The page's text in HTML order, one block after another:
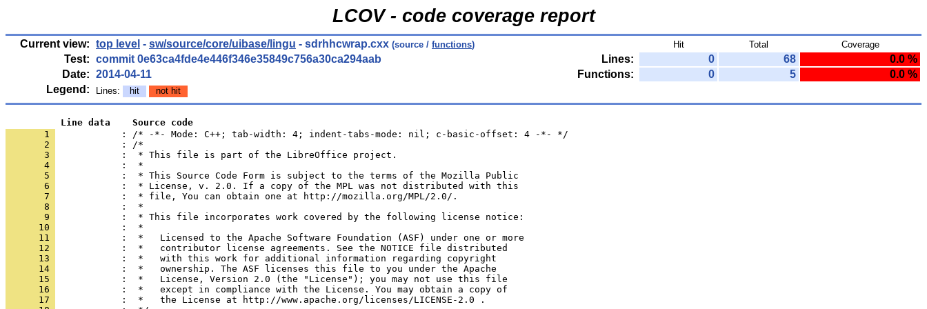
LCOV - code coverage report
Current view: top level - sw/source/core/uibase/lingu - sdrhhcwrap.cxx (source / functions) Hit Total Coverage
Test: commit 0e63ca4fde4e446f346e35849c756a30ca294aab Lines: 0 68
0.0 %
Date: 2014-04-11 Functions: 0 5
0.0 %
Legend:
Lines: hit not hit
          Line data    Source code
       1
            : /* -*- Mode: C++; tab-width: 4; indent-tabs-mode: nil; c-basic-offset: 4 -*- */
       2
       3
       4
       5
       6
       7
       8
       9
      10
      11
      12
      13
      14
      15
      16
      17